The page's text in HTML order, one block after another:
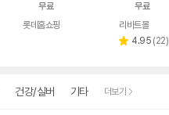
무료
롯데홈쇼핑
무료
리바트몰
별 4.95 리
(22)
건강/실버 기타 더보기